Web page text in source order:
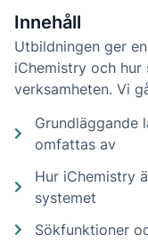
Innehåll
Utbildningen ger
iChemistry och hur
verksamheten. Vi
Grundläggande
omfattas av
Hur iChemistry
systemet
Sökfunktioner